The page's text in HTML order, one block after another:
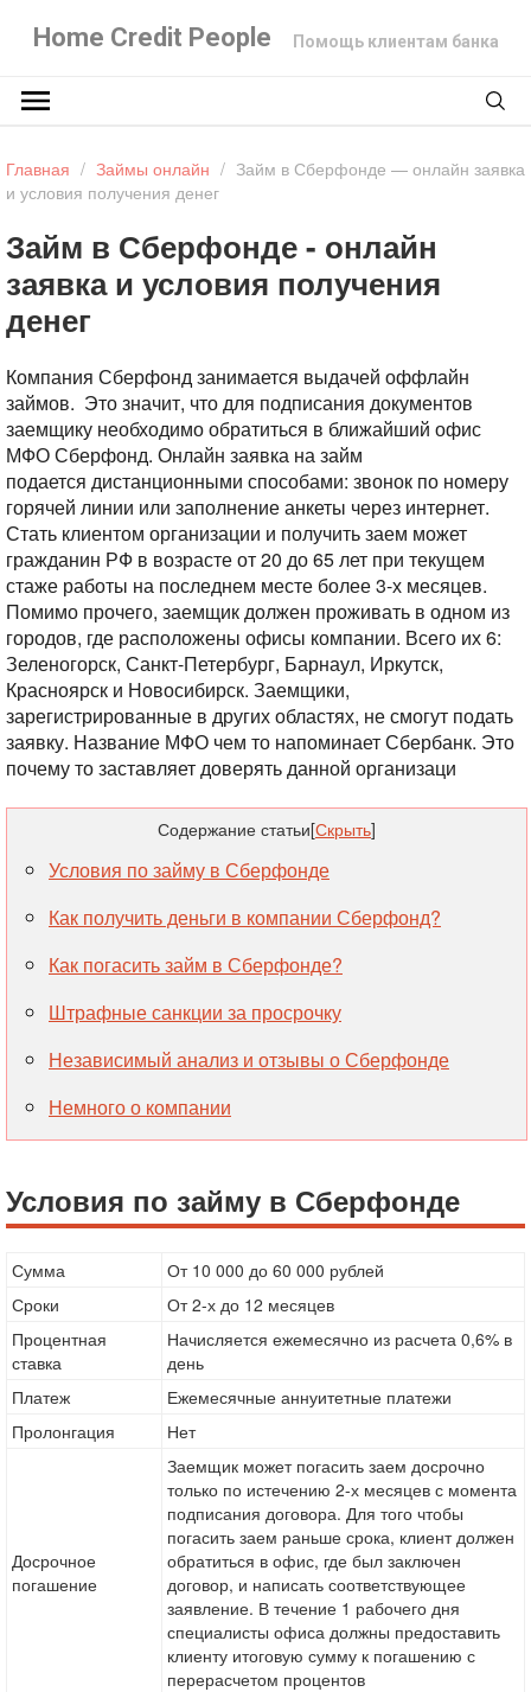
Home Credit People Помощь клиентам банка
Главная / Займы онлайн / Займ в Сберфонде — онлайн заявка
и условия получения денег
Займ в Сберфонде - онлайн
заявка и условия получения
денег
Компания Сберфонд занимается выдачей оффлайн
займов. Это значит, что для подписания документов
заемщику необходимо обратиться в ближайший офис
МФО Сберфонд. Онлайн заявка на займ
подается дистанционными способами: звонок по номеру
горячей линии или заполнение анкеты через интернет.
Стать клиентом организации и получить заем может
гражданин РФ в возрасте от 20 до 65 лет при текущем
стаже работы на последнем месте более 3-х месяцев.
Помимо прочего, заемщик должен проживать в одном из
городов, где расположены офисы компании. Всего их 6:
Зеленогорск, Санкт-Петербург, Барнаул, Иркутск,
Красноярск и Новосибирск. Заемщики,
зарегистрированные в других областях, не смогут подать
заявку. Название МФО чем то напоминает Сбербанк. Это
почему то заставляет доверять данной организаци
Содержание статьи[Скрыть]
Условия по займу в Сберфонде
Как получить деньги в компании Сберфонд?
Как погасить займ в Сберфонде?
Штрафные санкции за просрочку
Независимый анализ и отзывы о Сберфонде
Немного о компании
Условия по займу в Сберфонде
Сумма
От 10 000 до 60 000 рублей
Сроки
От 2-х до 12 месяцев
Процентная
ставка
Начисляется ежемесячно из расчета 0,6% в
день
Платеж
Ежемесячные аннуитетные платежи
Пролонгация
Нет
Досрочное
погашение
Заемщик может погасить заем досрочно
только по истечению 2-х месяцев с момента
подписания договора. Для того чтобы
погасить заем раньше срока, клиент должен
обратиться в офис, где был заключен
договор, и написать соответствующее
заявление. В течение 1 рабочего дня
специалисты офиса должны предоставить
клиенту итоговую сумму к погашению с
перерасчетом процентов